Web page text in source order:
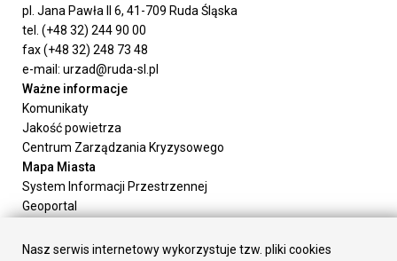
pl. Jana Pawła II 6, 41-709 Ruda Śląska
tel. (+48 32) 244 90 00
fax (+48 32) 248 73 48
e-mail: urzad@ruda-sl.pl
Ważne informacje
Komunikaty
Jakość powietrza
Centrum Zarządzania Kryzysowego
Mapa Miasta
System Informacji Przestrzennej
Geoportal
Załatw sprawę
Nasz serwis internetowy wykorzystuje tzw. pliki cookies